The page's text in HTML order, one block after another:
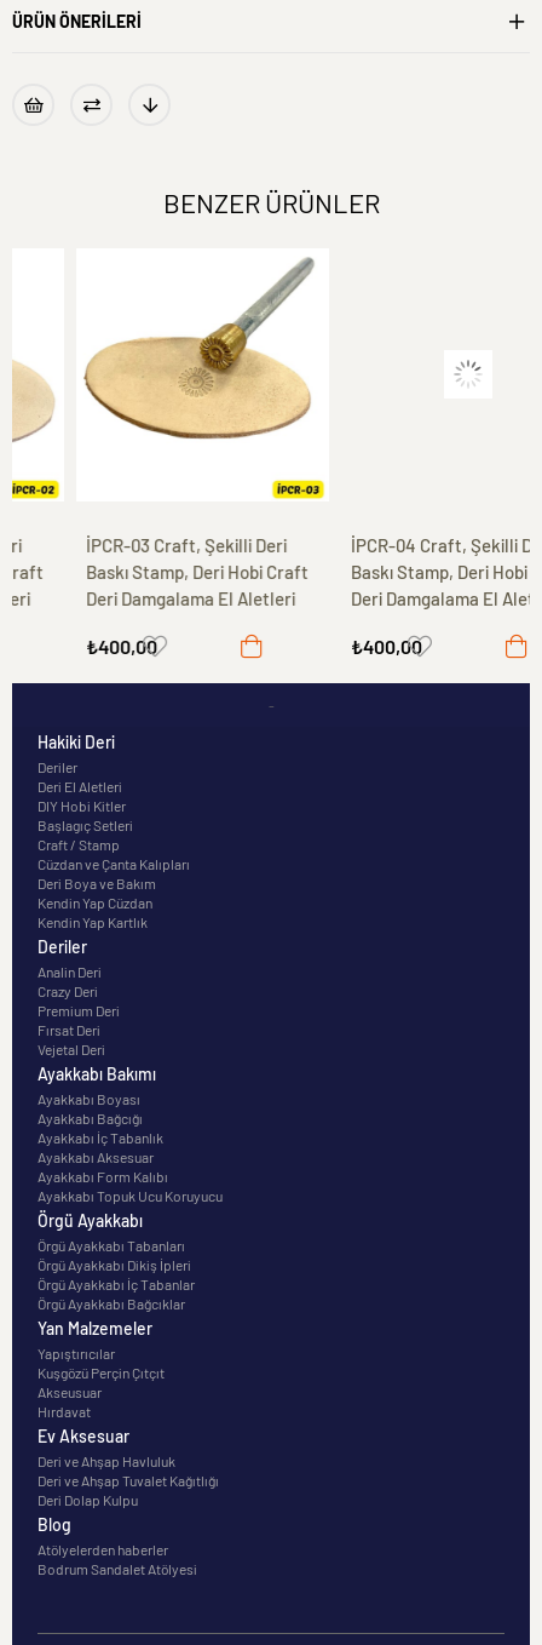
ÜRÜN ÖNERILERI
BENZER ÜRÜNLER
İPCR-03 Craft, Şekilli Deri
Baskı Stamp, Deri Hobi Craft
Deri Damgalama El Aletleri
₺400,00
İPCR-04 Craft, Şekilli Deri
Baskı Stamp, Deri Hobi Craft
Deri Damgalama El Aletleri
₺400,00
-
Hakiki Deri
Deriler
Deri El Aletleri
DIY Hobi Kitler
Başlagıç Setleri
Craft / Stamp
Cüzdan ve Çanta Kalıpları
Deri Boya ve Bakım
Kendin Yap Cüzdan
Kendin Yap Kartlık
Deriler
Analin Deri
Crazy Deri
Premium Deri
Fırsat Deri
Vejetal Deri
Ayakkabı Bakımı
Ayakkabı Boyası
Ayakkabı Bağcığı
Ayakkabı İç Tabanlık
Ayakkabı Aksesuar
Ayakkabı Form Kalıbı
Ayakkabı Topuk Ucu Koruyucu
Örgü Ayakkabı
Örgü Ayakkabı Tabanları
Örgü Ayakkabı Dikiş İpleri
Örgü Ayakkabı İç Tabanlar
Örgü Ayakkabı Bağcıklar
Yan Malzemeler
Yapıştırıcılar
Kuşgözü Perçin Çıtçıt
Akseusuar
Hırdavat
Ev Aksesuar
Deri ve Ahşap Havluluk
Deri ve Ahşap Tuvalet Kağıtlığı
Deri Dolap Kulpu
Blog
Atölyelerden haberler
Bodrum Sandalet Atölyesi